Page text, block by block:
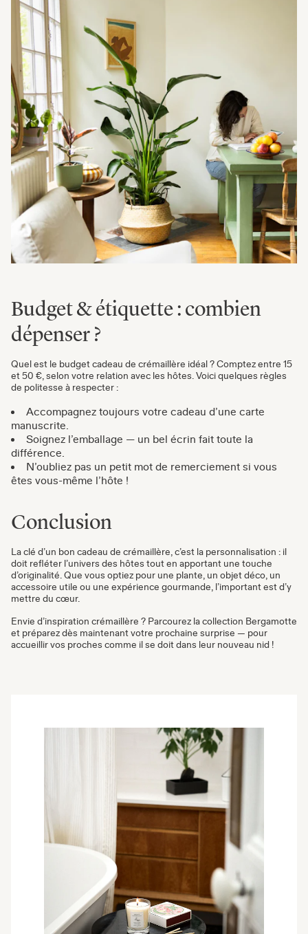
Budget & étiquette : combien
dépenser ?
Quel est le budget cadeau de crémaillère idéal ? Comptez entre 15
et 50 €, selon votre relation avec les hôtes. Voici quelques règles
de politesse à respecter :
Accompagnez toujours votre cadeau d’une carte
manuscrite.
Soignez l’emballage — un bel écrin fait toute la
différence.
N’oubliez pas un petit mot de remerciement si vous
êtes vous-même l’hôte !
Conclusion
La clé d’un bon cadeau de crémaillère, c’est la personnalisation : il
doit refléter l’univers des hôtes tout en apportant une touche
d’originalité. Que vous optiez pour une plante, un objet déco, un
accessoire utile ou une expérience gourmande, l’important est d’y
mettre du cœur.
Envie d’inspiration crémaillère ? Parcourez la collection Bergamotte
et préparez dès maintenant votre prochaine surprise — pour
accueillir vos proches comme il se doit dans leur nouveau nid !